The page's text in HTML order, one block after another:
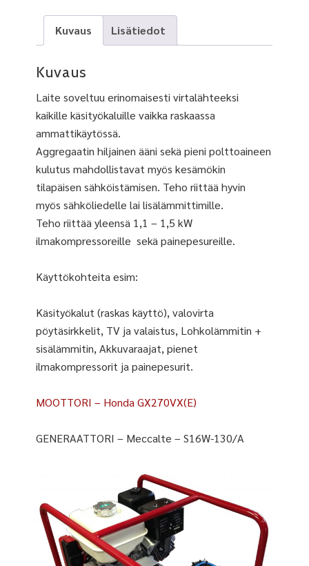
Kuvaus Lisätiedot
Kuvaus
Laite soveltuu erinomaisesti virtalähteeksi
kaikille käsityökaluille vaikka raskaassa
ammattikäytössä.
Aggregaatin hiljainen ääni sekä pieni polttoaineen
kulutus mahdollistavat myös kesämökin
tilapäisen sähköistämisen. Teho riittää hyvin
myös sähköliedelle lai lisälämmittimille.
Teho riittää yleensä 1,1 – 1,5 kW
ilmakompressoreille sekä painepesureille.
Käyttökohteita esim:
Käsityökalut (raskas käyttö), valovirta
pöytäsirkkelit, TV ja valaistus, Lohkolämmitin +
sisälämmitin, Akkuvaraajat, pienet
ilmakompressorit ja painepesurit.
MOOTTORI – Honda GX270VX(E)
GENERAATTORI – Meccalte – S16W-130/A